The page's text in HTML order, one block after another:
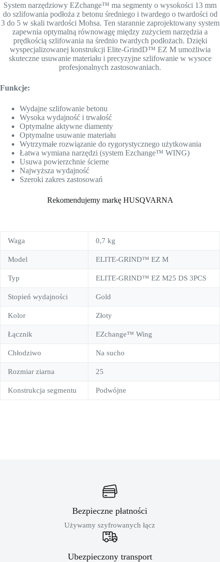
System narzędziowy EZchange™ ma segmenty o wysokości 13 mm
do szlifowania podłoża z betonu średniego i twardego o twardości od
3 do 5 w skali twardości Mohsa. Ten starannie zaprojektowany system
zapewnia optymalną równowagę między zużyciem narzędzia a
prędkością szlifowania na średnio twardych podłożach. Dzięki
wyspecjalizowanej konstrukcji Elite-GrindD™ EZ M umożliwia
skuteczne usuwanie materiału i precyzyjne szlifowanie w wysoce
profesjonalnych zastosowaniach.
Funkcje:
Wydajne szlifowanie betonu
Wysoka wydajność i trwałość
Optymalne aktywne diamenty
Optymalne usuwanie materiału
Wytrzymałe rozwiązanie do rygorystycznego użytkowania
Łatwa wymiana narzędzi (system Ezchange™ WING)
Usuwa powierzchnie ścierne
Najwyższa wydajność
Szeroki zakres zastosowań
Rekomendujemy markę HUSQVARNA
Waga 0,7 kg
Model ELITE-GRIND™ EZ M
Typ ELITE-GRIND™ EZ M25 DS 3PCS
Stopień wydajności Gold
Kolor Złoty
Łącznik EZchange™ Wing
Chłodziwo Na sucho
Rozmiar ziarna 25
Konstrukcja segmentu Podwójne
Bezpieczne płatności
Używamy szyfrowanych łącz
Ubezpieczony transport